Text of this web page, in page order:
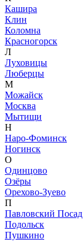
Кашира
Клин
Коломна
Красногорск
Л
Луховицы
Люберцы
М
Можайск
Москва
Мытищи
Н
Наро-Фоминск
Ногинск
О
Одинцово
Озёры
Орехово-Зуево
П
Павловский Посад
Подольск
Пушкино